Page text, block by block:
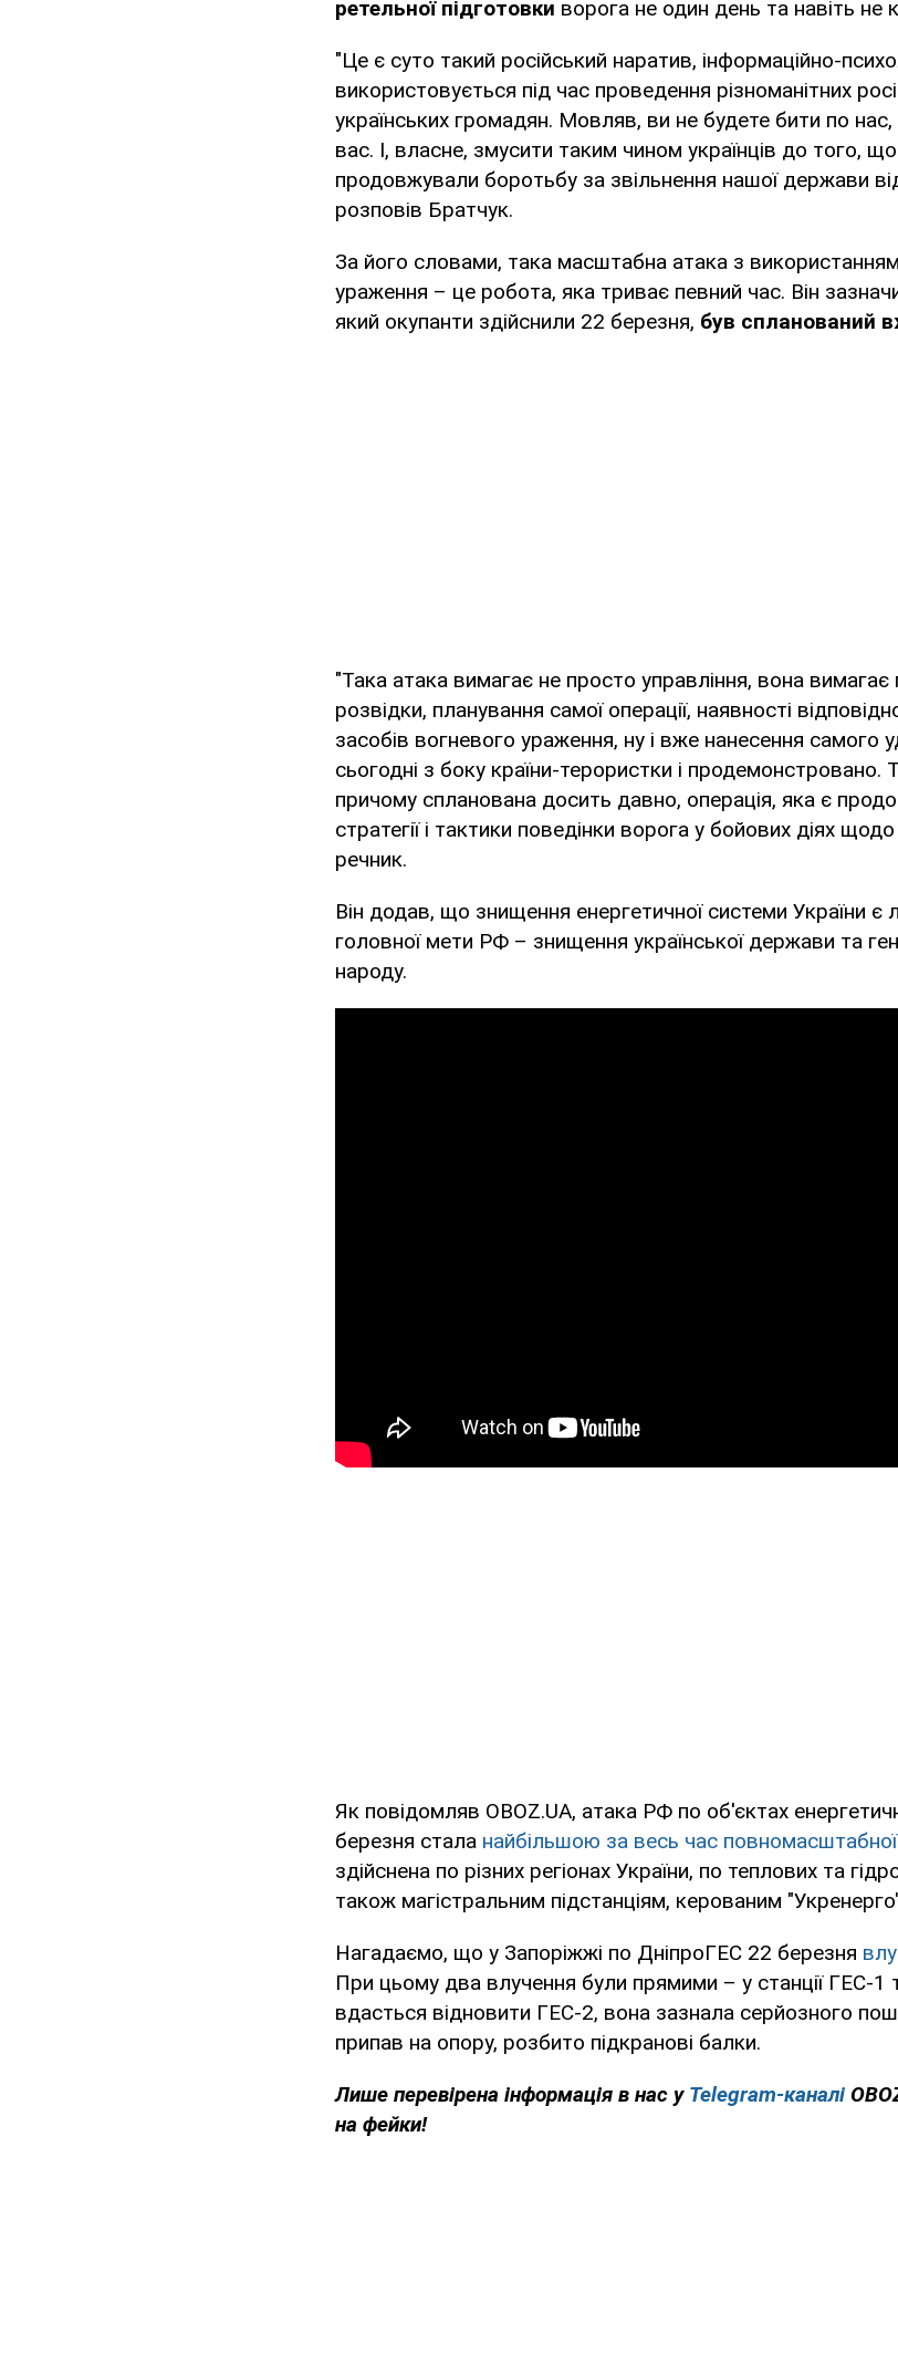
ретельної підготовки ворога не один день та навіть не
"Це є суто такий російський наратив, інформаційно-
використовується під час проведення різноманітних
українських громадян. Мовляв, ви не будете бити по
вас. І, власне, змусити таким чином українців до того,
продовжували боротьбу за звільнення нашої держави
розповів Братчук.
За його словами, така масштабна атака з використанням
ураження – це робота, яка триває певний час. Він
який окупанти здійснили 22 березня, був спланований
"Така атака вимагає не просто управління, вона вимагає
розвідки, планування самої операції, наявності
засобів вогневого ураження, ну і вже нанесення самого
сьогодні з боку країни-терористки і продемонстровано.
причому спланована досить давно, операція, яка є
стратегії і тактики поведінки ворога у бойових діях
речник.
Він додав, що знищення енергетичної системи України
головної мети РФ – знищення української держави та
народу.
Як повідомляв OBOZ.UA, атака РФ по об'єктах
березня стала найбільшою за весь час повномасштабної
здійснена по різних регіонах України, по теплових та
також магістральним підстанціям, керованим
Нагадаємо, що у Запоріжжі по ДніпроГЕС 22 березня
При цьому два влучення були прямими – у станції ГЕС-1
вдасться відновити ГЕС-2, вона зазнала серйозного
припав на опору, розбито підкранові балки.
Лише перевірена інформація в нас у Telegram-каналі
на фейки!